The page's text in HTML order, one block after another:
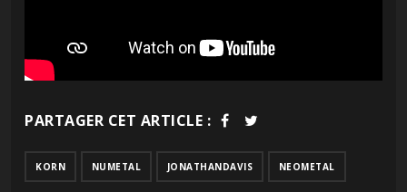
PARTAGER CET ARTICLE :
KORN NUMETAL JONATHANDAVIS NEOMETAL